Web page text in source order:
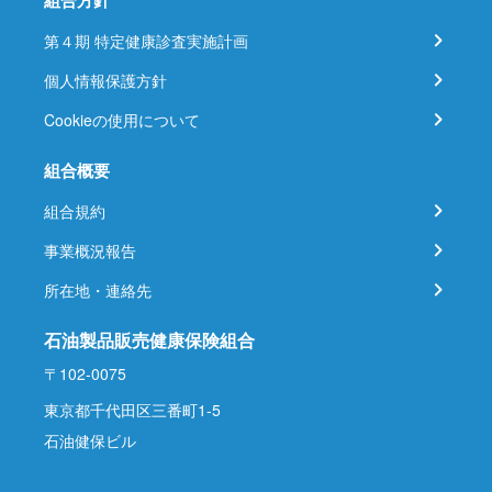
第４期 特定健康診査実施計画
個人情報保護方針
Cookieの使用について
組合概要
組合規約
事業概況報告
所在地・連絡先
石油製品販売健康保険組合
〒102-0075
東京都千代田区三番町1-5
石油健保ビル